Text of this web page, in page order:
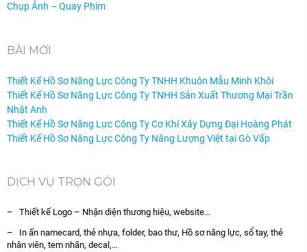
Chụp Ảnh – Quay Phim
BÀI MỚI
Thiết Kế Hồ Sơ Năng Lực Công Ty TNHH Khuôn Mẫu Minh Khôi
Thiết Kế Hồ Sơ Năng Lực Công Ty TNHH Sản Xuất Thương Mại Trần
Nhật Anh
Thiết Kế Hồ Sơ Năng Lực Công Ty Cơ Khí Xây Dựng Đại Hoàng Phát
Thiết Kế Hồ Sơ Năng Lực Công Ty Năng Lượng Việt tại Gò Vấp
DỊCH VỤ TRỌN GÓI
– Thiết kế Logo – Nhận diện thương hiệu, website…
– In ấn namecard, thẻ nhựa, folder, bao thư, Hồ sơ năng lực, sổ tay, thẻ
nhân viên, tem nhãn, decal,…